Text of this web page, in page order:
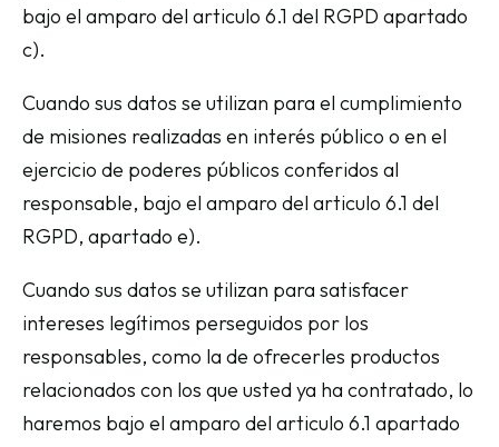
bajo el amparo del articulo 6.1 del RGPD apartado
c).
Cuando sus datos se utilizan para el cumplimiento
de misiones realizadas en interés público o en el
ejercicio de poderes públicos conferidos al
responsable, bajo el amparo del articulo 6.1 del
RGPD, apartado e).
Cuando sus datos se utilizan para satisfacer
intereses legítimos perseguidos por los
responsables, como la de ofrecerles productos
relacionados con los que usted ya ha contratado, lo
haremos bajo el amparo del articulo 6.1 apartado